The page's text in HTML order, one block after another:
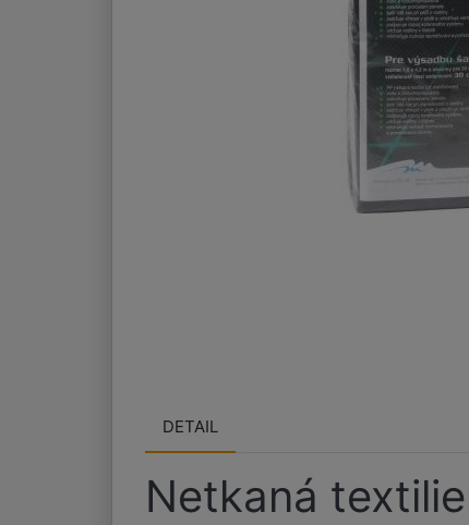
DETAIL
Netkaná